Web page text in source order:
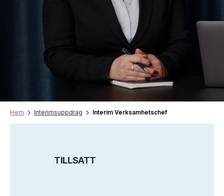
Hem Interimsuppdrag Interim Verksamhetschef
TILLSATT